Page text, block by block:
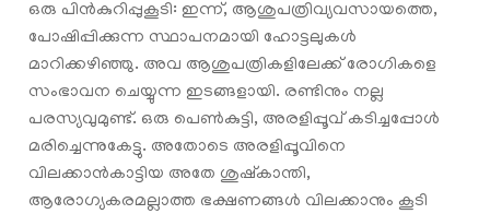
ഒരു പിന്‍കുറിപ്പുകൂടി: ഇന്ന്, ആശുപത്രിവ്യവസായത്തെ,
പോഷിപ്പിക്കുന്ന സ്ഥാപനമായി ഹോട്ടലുകൾ
മാറിക്കഴിഞ്ഞു. അവ ആശുപത്രികളിലേക്ക് രോഗികളെ
സംഭാവന ചെയ്യുന്ന ഇടങ്ങളായി. രണ്ടിനും നല്ല
പരസ്യവുമുണ്ട്. ഒരു പെൺകുട്ടി, അരളിപ്പൂവ് കടിച്ചപ്പോൾ
മരിച്ചെന്നുകേട്ടു. അതോടെ അരളിപ്പൂവിനെ
വിലക്കാന്‍കാട്ടിയ അതേ ശുഷ്കാന്തി,
ആരോഗ്യകരമല്ലാത്ത ഭക്ഷണങ്ങൾ വിലക്കാനും കൂടി